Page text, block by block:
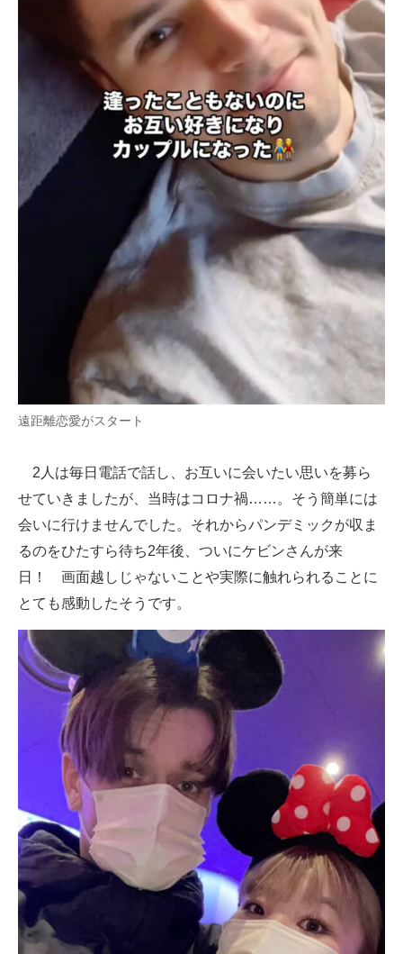
遠距離恋愛がスタート
2人は毎日電話で話し、お互いに会いたい思いを募ら
せていきましたが、当時はコロナ禍……。そう簡単には
会いに行けませんでした。それからパンデミックが収ま
るのをひたすら待ち2年後、ついにケビンさんが来
日！ 画面越しじゃないことや実際に触れられることに
とても感動したそうです。